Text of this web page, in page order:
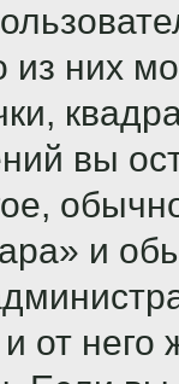
них
вы
и
от него